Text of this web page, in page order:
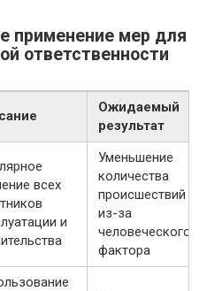
применение мер для
ответственности
Ожидаемый
результат
всех
и
Уменьшение
количества
происшествий
из-за
человеческого
фактора